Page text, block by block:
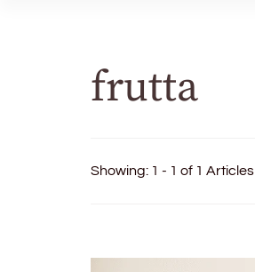
frutta
Showing: 1 - 1 of 1 Articles